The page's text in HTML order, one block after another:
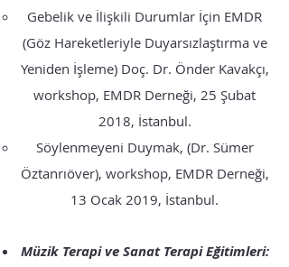
Gebelik ve İlişkili Durumlar İçin EMDR
(Göz Hareketleriyle Duyarsızlaştırma ve
Yeniden İşleme) Doç. Dr. Önder Kavakçı,
workshop, EMDR Derneği, 25 Şubat
2018, İstanbul.
Söylenmeyeni Duymak, (Dr. Sümer
Öztanrıöver), workshop, EMDR Derneği,
13 Ocak 2019, İstanbul.
Müzik Terapi ve Sanat Terapi Eğitimleri: